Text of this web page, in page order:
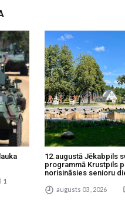
1
12.augustā Jēkabpils
programmā Krustpils
norisināsies senioru
augusts 03 , 2026